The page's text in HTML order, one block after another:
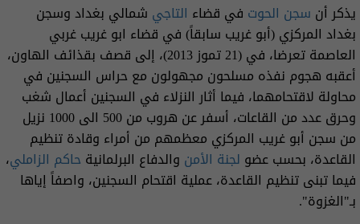
يذكر أن سجن الحوت في قضاء التاجي شمالي بغداد وسجن
بغداد المركزي (أبو غريب سابقاً) في قضاء ابو غريب غربي
العاصمة تعرضا، في (21 تموز 2013)، إلى قصف بقذائف الهاون،
أعقبه هجوم نفذه مسلحون مجهولون مع حراس السجنين في
محاولة لاقتحامهما، فيما أثار النزلاء في السجنين أعمال شغب
وحرق عدد من القاعات، أسفر عن هروب من 500 الى 1000 نزيل
من سجن أبو غريب المركزي معظمهم من أمراء وقادة تنظيم
القاعدة، بحسب عضو لجنة الأمن والدفاع البرلمانية حاكم الزاملي،
فيما تبنى تنظيم القاعدة، عملية اقتحام السجنين، واصفاً إياها
بـ"الغزوة".